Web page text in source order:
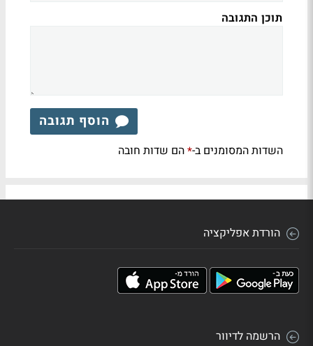
תוכן התגובה
הוסף תגובה
השדות המסומנים ב-*הם שדות חובה
הורדת אפליקציה
הרשמה לדיוור